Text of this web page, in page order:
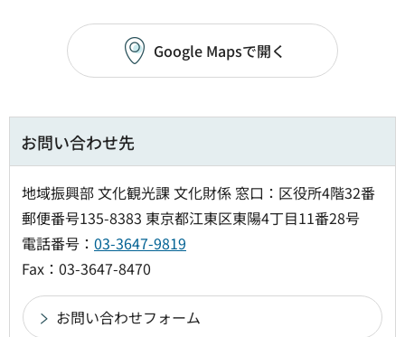
Google Mapsで開く
お問い合わせ先
地域振興部 文化観光課 文化財係 窓口：区役所4階32番
郵便番号135-8383 東京都江東区東陽4丁目11番28号
電話番号： 03-3647-9819
Fax：03-3647-8470